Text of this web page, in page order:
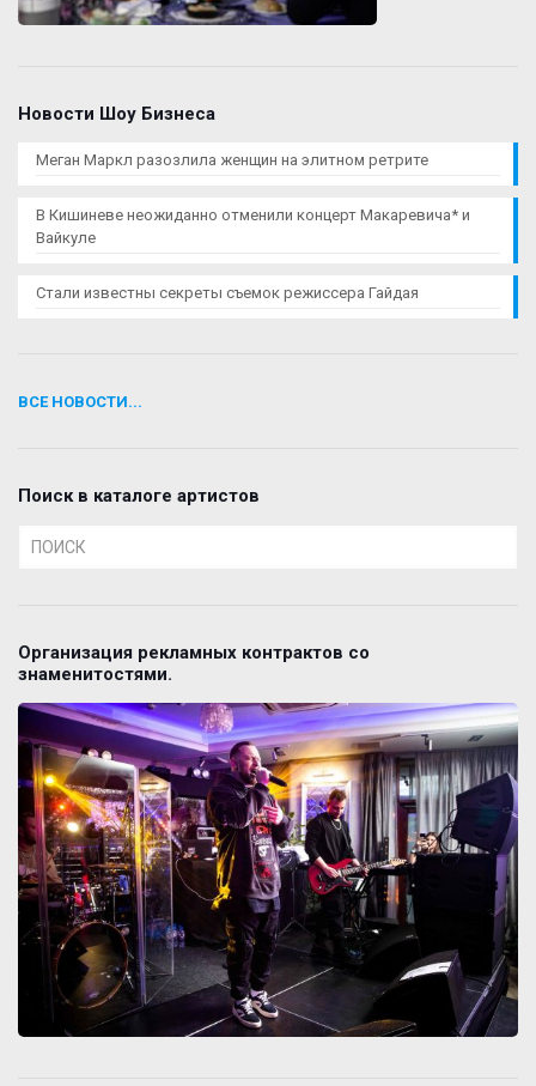
Новости Шоу Бизнеса
Меган Маркл разозлила женщин на элитном ретрите
В Кишиневе неожиданно отменили концерт Макаревича* и
Вайкуле
Стали известны секреты съемок режиссера Гайдая
ВСЕ НОВОСТИ...
Поиск в каталоге артистов
Организация рекламных контрактов со
знаменитостями.